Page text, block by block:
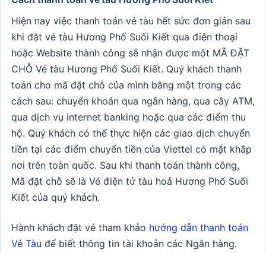
Hiện nay việc thanh toán vé tàu hết sức đơn giản sau
khi đặt vé tàu Hương Phố Suối Kiết qua điện thoại
hoặc Website thành công sẽ nhận được một MÃ ĐẶT
CHỖ Vé tàu Hương Phố Suối Kiết. Quý khách thanh
toán cho mã đặt chỗ của mình bằng một trong các
cách sau: chuyển khoản qua ngân hàng, qua cây ATM,
qua dịch vụ internet banking hoặc qua các điểm thu
hộ. Quý khách có thể thực hiện các giao dịch chuyển
tiền tại các điểm chuyển tiền của Viettel có mặt khắp
nơi trên toàn quốc. Sau khi thanh toán thành công,
Mã đặt chỗ sẽ là Vé điện tử tàu hoả Hương Phố Suối
Kiết của quý khách.
Hành khách đặt vé tham khảo hướng dẫn thanh toán
Vé Tàu để biết thông tin tài khoản các Ngân hàng.